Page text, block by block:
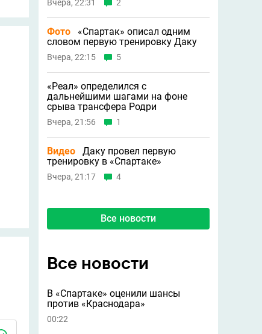
Вчера, 22:31 2
Фото
«Спартак» описал одним
словом первую тренировку Даку
Вчера, 22:15 5
«Реал» определился с
дальнейшими шагами на фоне
срыва трансфера Родри
Вчера, 21:56 1
Видео
Даку провел первую
тренировку в «Спартаке»
Вчера, 21:17 4
Все новости
Все новости
В «Спартаке» оценили шансы
против «Краснодара»
00:22